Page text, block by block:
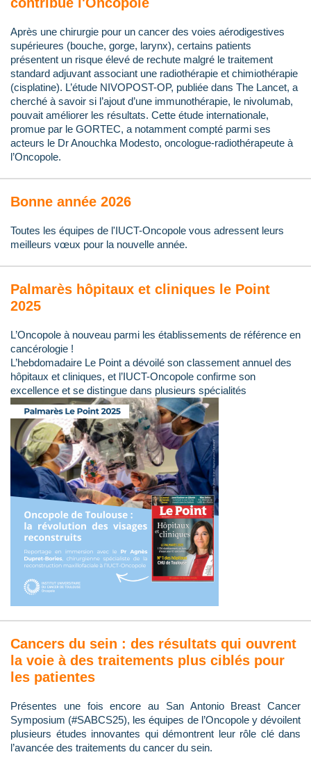
Après une chirurgie pour un cancer des voies aérodigestives
supérieures (bouche, gorge, larynx), certains patients
présentent un risque élevé de rechute malgré le traitement
standard adjuvant associant une radiothérapie et chimiothérapie
(cisplatine). L’étude NIVOPOST-OP, publiée dans The Lancet, a
cherché à savoir si l’ajout d’une immunothérapie, le nivolumab,
pouvait améliorer les résultats. Cette étude internationale,
promue par le GORTEC, a notamment compté parmi ses
acteurs le Dr Anouchka Modesto, oncologue-radiothérapeute à
l’Oncopole.
Bonne année 2026
Toutes les équipes de l'IUCT-Oncopole vous adressent leurs
meilleurs vœux pour la nouvelle année.
Palmarès hôpitaux et cliniques le Point
2025
L’Oncopole à nouveau parmi les établissements de référence en
cancérologie !
L’hebdomadaire Le Point a dévoilé son classement annuel des
hôpitaux et cliniques, et l’IUCT-Oncopole confirme son
excellence et se distingue dans plusieurs spécialités
Cancers du sein : des résultats qui ouvrent
la voie à des traitements plus ciblés pour
les patientes
Présentes une fois encore au San Antonio Breast Cancer
Symposium (#SABCS25), les équipes de l’Oncopole y dévoilent
plusieurs études innovantes qui démontrent leur rôle clé dans
l’avancée des traitements du cancer du sein.